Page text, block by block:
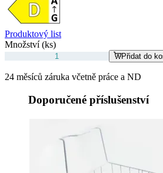
Produktový list
Množství (ks)
Přidat do
24 měsíců záruka včetně práce a ND
Doporučené příslušenství